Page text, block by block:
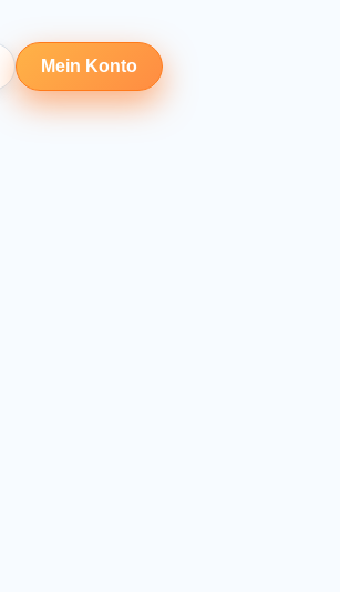
Mein Konto